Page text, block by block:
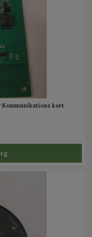
Kommunikations kort